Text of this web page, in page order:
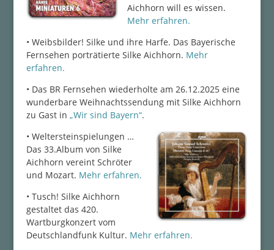
Aichhorn will es wissen.
Mehr erfahren.
• Weibsbilder! Silke und ihre Harfe. Das Bayerische
Fernsehen porträtierte Silke Aichhorn. Mehr
erfahren.
• Das BR Fernsehen wiederholte am 26.12.2025 eine
wunderbare Weihnachtssendung mit Silke Aichhorn
zu Gast in „Wir sind Bayern“.
• Weltersteinspielungen …
Das 33.Album von Silke
Aichhorn vereint Schröter
und Mozart. Mehr erfahren.
• Tusch! Silke Aichhorn
gestaltet das 420.
Wartburgkonzert vom
Deutschlandfunk Kultur. Mehr erfahren.